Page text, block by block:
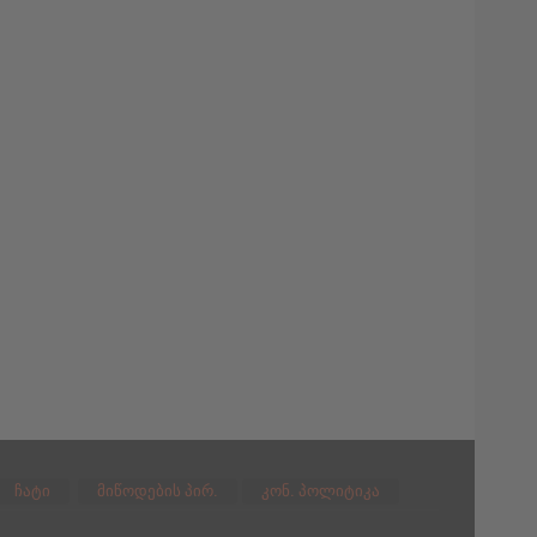
მიწოდების პირ. კონ. პოლიტიკა
ჩატი